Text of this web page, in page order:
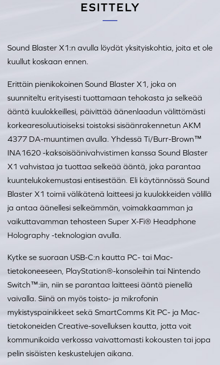
ESITTELY
Sound Blaster X1:n avulla löydät yksityiskohtia, joita et ole
kuullut koskaan ennen.
Erittäin pienikokoinen Sound Blaster X1, joka on
suunniteltu erityisesti tuottamaan tehokasta ja selkeää
ääntä kuulokkeillesi, päivittää äänenlaadun välittömästi
korkearesoluutioiseksi toistoksi sisäänrakennetun AKM
4377 DA-muuntimen avulla. Yhdessä Ti/Burr-Brown™
INA1620 -kaksoisäänivahvistimen kanssa Sound Blaster
X1 vahvistaa ja tuottaa selkeää ääntä, joka parantaa
kuuntelukokemustasi entisestään. Eli käytännössä Sound
Blaster X1 toimii välikätenä laitteesi ja kuulokkeiden välillä
ja antaa äänellesi selkeämmän, voimakkaamman ja
vaikuttavamman tehosteen Super X-Fi® Headphone
Holography -teknologian avulla.
Kytke se suoraan USB-C:n kautta PC- tai Mac-
tietokoneeseen, PlayStation®-konsoleihin tai Nintendo
Switch™:iin, niin se parantaa laitteesi ääntä pienellä
vaivalla. Siinä on myös toisto- ja mikrofonin
mykistyspainikkeet sekä SmartComms Kit PC- ja Mac-
tietokoneiden Creative-sovelluksen kautta, jotta voit
kommunikoida verkossa vaivattomasti kokousten tai jopa
pelin sisäisten keskustelujen aikana.